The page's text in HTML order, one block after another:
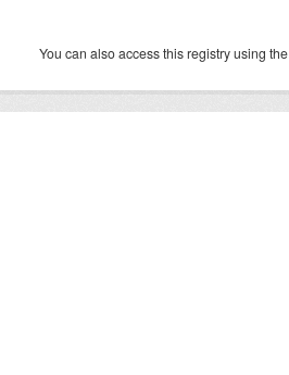
You can also access this registry using the